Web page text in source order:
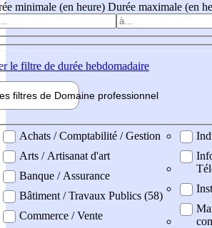
minimale (en heure) Durée maximale (en
le filtre de durée hebdomadaire
filtres de Domaine professionnel
professionel
Achats / Comptabilité / Gestion
Arts / Artisanat d'art
Banque / Assurance
Bâtiment / Travaux Publics (58)
Commerce / Vente